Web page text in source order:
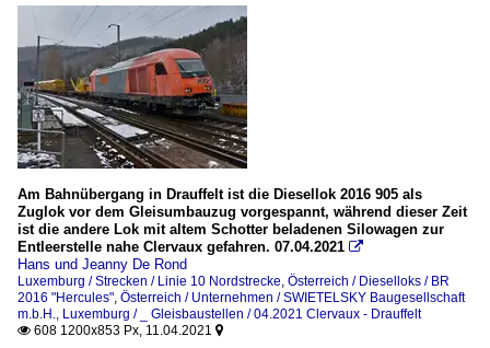
Am Bahnübergang in Drauffelt ist die Diesellok 2016 905 als
Zuglok vor dem Gleisumbauzug vorgespannt, während dieser Zeit
ist die andere Lok mit altem Schotter beladenen Silowagen zur
Entleerstelle nahe Clervaux gefahren. 07.04.2021 
Hans und Jeanny De Rond
Luxemburg / Strecken / Linie 10 Nordstrecke, Österreich / Dieselloks / BR
2016 "Hercules", Österreich / Unternehmen / SWIETELSKY Baugesellschaft
m.b.H., Luxemburg / _ Gleisbaustellen / 04.2021 Clervaux - Drauffelt
 608 1200x853 Px, 11.04.2021 